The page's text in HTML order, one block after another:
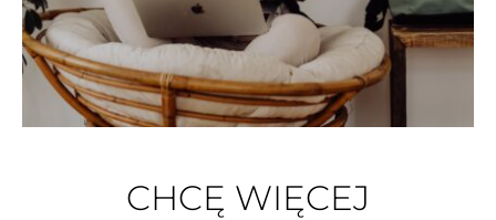
CHCĘ WIĘCEJ